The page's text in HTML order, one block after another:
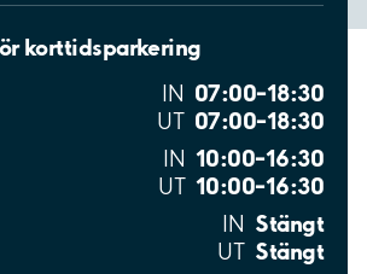
korttidsparkering
IN 07:00–18:30
UT 07:00–18:30
IN 10:00–16:30
UT 10:00–16:30
IN Stängt
UT Stängt